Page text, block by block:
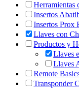
Herramientas
Insertos
Insertos Prox
Llaves con
Productos y
Llaves
Llaves
Remote
Transponder